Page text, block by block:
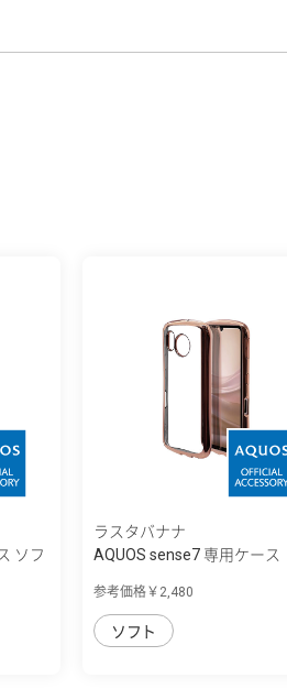
ソフ
ラスタバナナ
AQUOS sense7 専用ケース
参考価格￥2,480
ソフト